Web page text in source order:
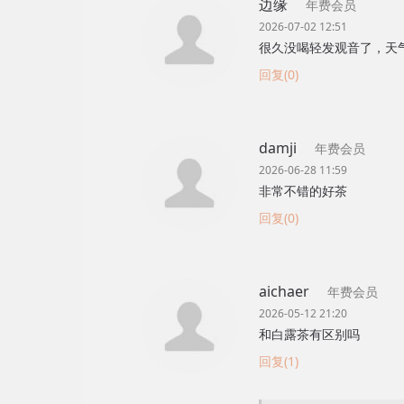
边缘 年费会员
2026-07-02 12:51
很久没喝轻发观音了，天
回复(0)
damji 年费会员
2026-06-28 11:59
非常不错的好茶
回复(0)
aichaer 年费会员
2026-05-12 21:20
和白露茶有区别吗
回复(1)